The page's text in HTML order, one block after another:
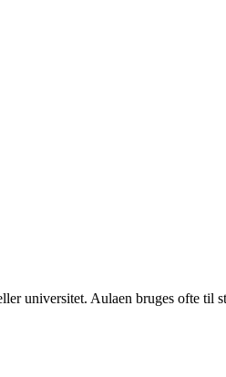
universitet. Aulaen bruges ofte til